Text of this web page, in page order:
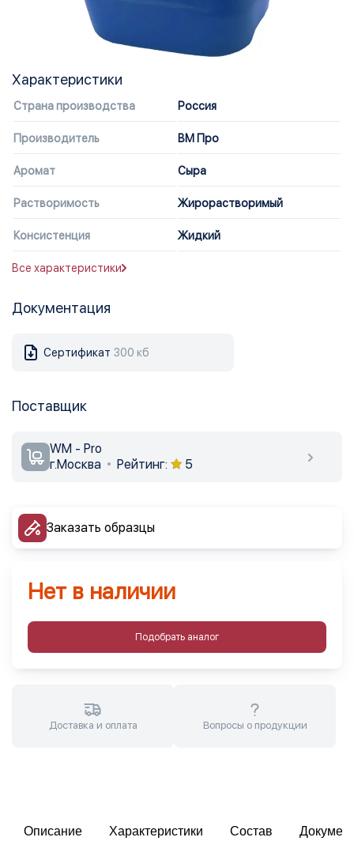
Характеристики
Страна производства Россия
Производитель ВМ Про
Аромат Сыра
Растворимость Жирорастворимый
Консистенция Жидкий
Все характеристики
Документация
Сертификат 300 кб
Поставщик
WM - Pro
г.Москва
Рейтинг: 5
Заказать образцы
Нет в наличии
Подобрать аналог
Доставка и оплата Вопросы о продукции
Описание Характеристики Состав